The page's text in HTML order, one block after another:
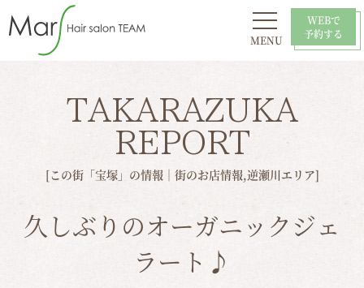
MENU
WEBで
予約する
TAKARAZUKA
REPORT
[この街「宝塚」の情報｜ 街のお店情報,逆瀬川エリア]
久しぶりのオーガニックジェ
ラート♪